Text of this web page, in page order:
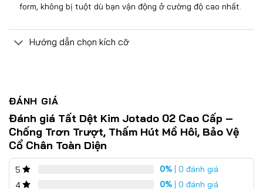
form, không bị tuột dù bạn vận động ở cường độ cao nhất.
Hướng dẫn chọn kích cỡ
ĐÁNH GIÁ
Đánh giá Tất Dệt Kim Jotado 02 Cao Cấp –
Chống Trơn Trượt, Thấm Hút Mồ Hôi, Bảo Vệ
Cổ Chân Toàn Diện
5 0% | 0 đánh giá
4
0% | 0 đánh giá